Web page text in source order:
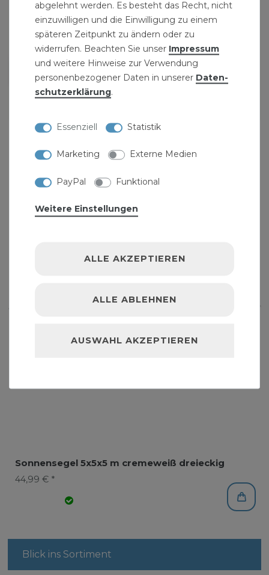
Strandschirm natur 180 / UV30
39,99 € *
Sonnensegel 5x5x5 m cremeweiß dreieckig
44,99 € *
Blick ins Sortiment
abgelehnt werden. Es besteht das Recht, nicht
einzuwilligen und die Einwilligung zu einem
späteren Zeitpunkt zu ändern oder zu
widerrufen. Beachten Sie unser Impressum
und weitere Hinweise zur Verwendung
personenbezogener Daten in unserer Daten­
schutz­erklärung.
Essenziell Statistik
Marketing Externe Medien
PayPal Funktional
Weitere Einstellungen
ALLE AKZEPTIEREN
ALLE ABLEHNEN
AUSWAHL AKZEPTIEREN